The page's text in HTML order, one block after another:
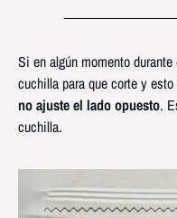
Si en algún momento
cuchilla para que corte y
no ajuste el lado opuesto.
cuchilla.